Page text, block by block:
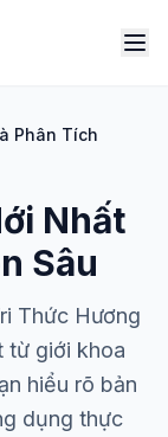
Phân Tích
Nhất
Sâu
Thức Hương
từ giới khoa
hiểu rõ bản
dụng thực